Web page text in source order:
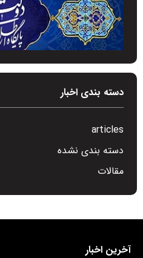
دسته بندی اخبار
articles
دسته بندی نشده
مقالات
آخرین اخبار